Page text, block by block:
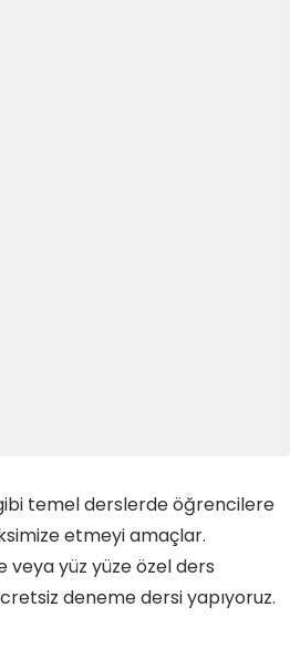
temel derslerde öğrencilere
etmeyi amaçlar.
veya yüz yüze özel ders
deneme dersi yapıyoruz.